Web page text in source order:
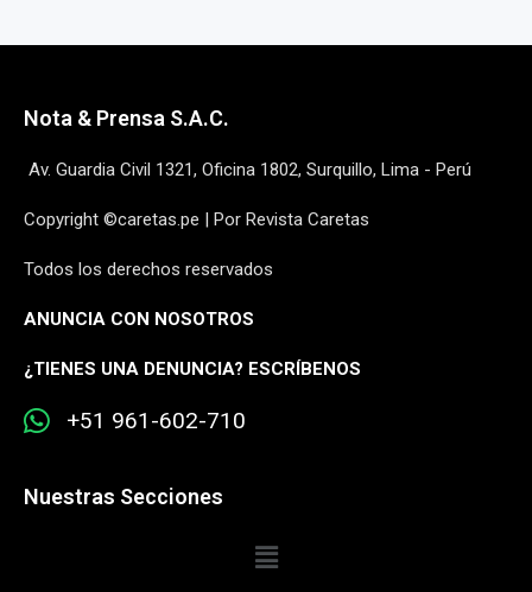
Nota & Prensa S.A.C.
Av. Guardia Civil 1321, Oficina 1802, Surquillo, Lima - Perú
Copyright ©caretas.pe | Por Revista Caretas
Todos los derechos reservados
ANUNCIA CON NOSOTROS
¿TIENES UNA DENUNCIA? ESCRÍBENOS
+51 961-602-710
Nuestras Secciones